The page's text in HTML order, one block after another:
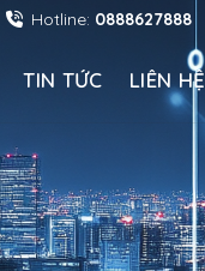
Hotline: 0888627888
TIN TỨC LIÊN HỆ